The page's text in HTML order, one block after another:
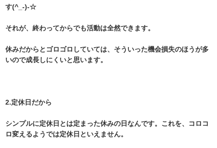
す(^_-)-☆
それが、終わってからでも活動は全然できます。
休みだからとゴロゴロしていては、そういった機会損失のほうが多
いので成長しにくいと思います。
2.定休日だから
シンプルに定休日とは定まった休みの日なんです。これを、コロコ
ロ変えるようでは定休日といえません。